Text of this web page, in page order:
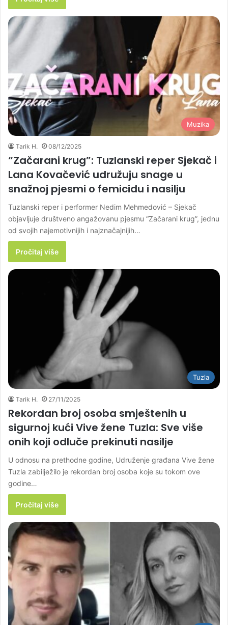
Muzika
Tarik H. 08/12/2025
“Začarani krug”: Tuzlanski reper Sjekač i
Lana Kovačević udružuju snage u
snažnoj pjesmi o femicidu i nasilju
Tuzlanski reper i performer Nedim Mehmedović – Sjekač
objavljuje društveno angažovanu pjesmu “Začarani krug”, jednu
od svojih najemotivnijih i najznačajnijih…
Pročitaj više
Tuzla
Tarik H. 27/11/2025
Rekordan broj osoba smještenih u
sigurnoj kući Vive žene Tuzla: Sve više
onih koji odluče prekinuti nasilje
U odnosu na prethodne godine, Udruženje građana Vive žene
Tuzla zabilježilo je rekordan broj osoba koje su tokom ove
godine…
Pročitaj više